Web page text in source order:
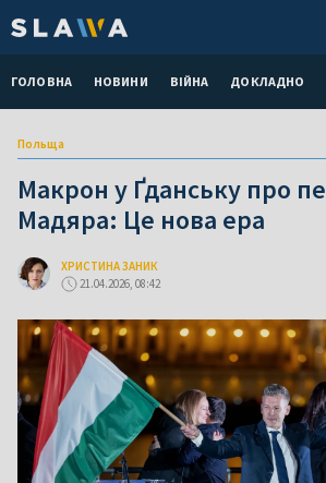
ГОЛОВНА НОВИНИ ВІЙНА ДОКЛАДНО
Польща
Макрон у Ґданську про
Мадяра: Це нова ера
ХРИСТИНА ЗАНИК
21.04.2026, 08:42